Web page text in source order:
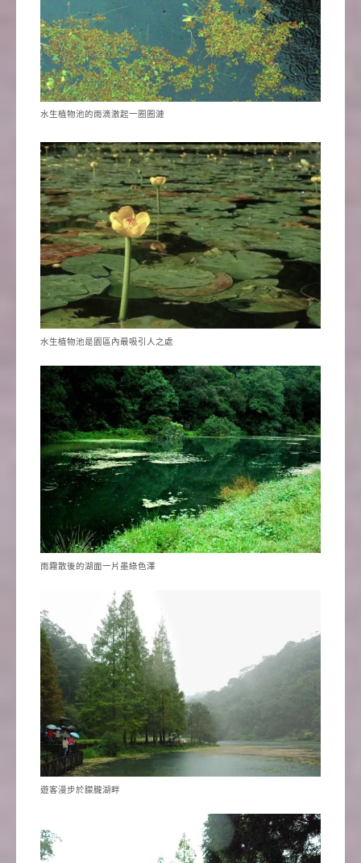
水生植物池的雨滴激起一圈圈漣
水生植物池是園區內最吸引人之處
雨霧散後的湖面一片墨綠色澤
遊客漫步於朦朧湖畔